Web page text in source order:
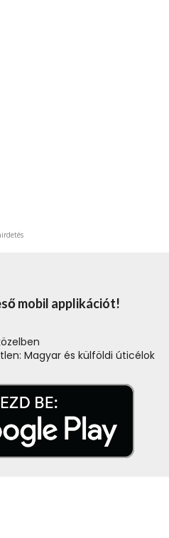
mobil applikációt!
Magyar és külföldi úticélok